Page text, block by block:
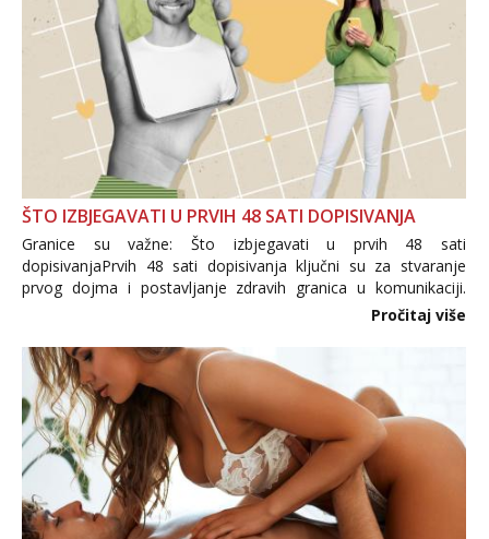
ŠTO IZBJEGAVATI U PRVIH 48 SATI DOPISIVANJA
Granice su važne: Što izbjegavati u prvih 48 sati
dopisivanjaPrvih 48 sati dopisivanja ključni su za stvaranje
prvog dojma i postavljanje zdravih granica u komunikaciji.
Važno je izbjeći prebrzo otkrivanje osobnih ili intimnih
informacija, jer nepoznata osoba još nije zaslužila to
povjerenje. Takođe...
Pročitaj više